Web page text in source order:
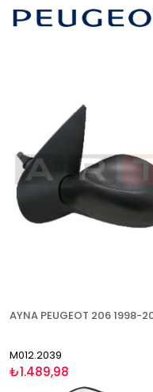
M012.2039
₺1.489,98